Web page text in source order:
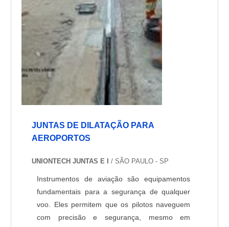
JUNTAS DE DILATAÇÃO PARA
AEROPORTOS
UNIONTECH JUNTAS E I/ SÃO PAULO - SP
Instrumentos de aviação são equipamentos
fundamentais para a segurança de qualquer
voo. Eles permitem que os pilotos naveguem
com precisão e segurança, mesmo em